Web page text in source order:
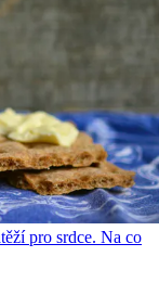
pro srdce. Na co